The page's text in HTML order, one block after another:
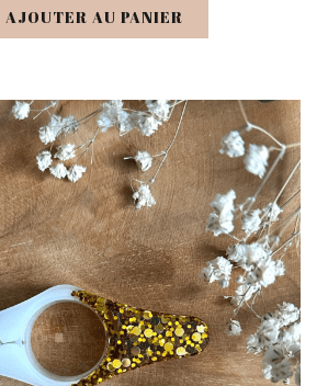
AJOUTER AU PANIER